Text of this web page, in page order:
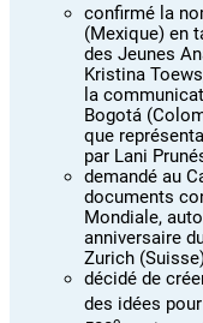
confirmé la
(Mexique) en
des Jeunes
Kristina
la
Bogotá
que
par Lani
demandé au
documents
Mondiale,
anniversaire
Zurich
décidé de
des idées